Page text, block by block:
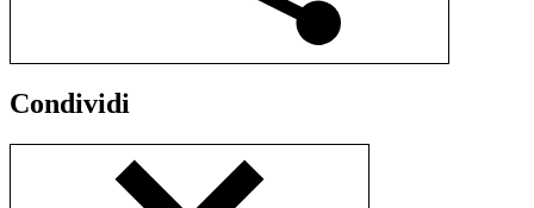
Condividi